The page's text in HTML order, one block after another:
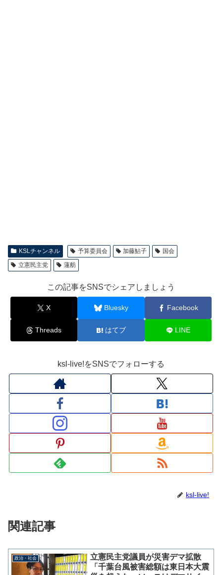
KSLチャンネル 予算委員会 加藤鮎子
国会
立憲民主党
蓮舫
この記事をSNSでシェアしましょう
X Bluesky Facebook
Threads はてブ LINE
ksl-live!をSNSでフォローする
ksl-live!
関連記事
政治・社会
立憲民主党議員が災害デマ拡散
「千葉台風被害総額は東日本大震